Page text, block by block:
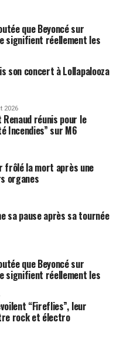
que Beyoncé sur
signifient réellement les
son concert à Lollapalooza
2026
Renaud réunis pour le
Incendies” sur M6
frôlé la mort après une
organes
sa pause après sa tournée
que Beyoncé sur
signifient réellement les
“Fireflies”, leur
rock et électro